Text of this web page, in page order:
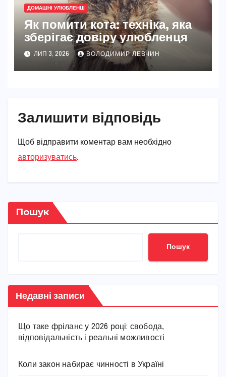
ДОМАШНІ УЛЮБЛЕНЦІ
Як помити кота: техніка, яка
зберігає довіру улюбленця
ЛИП 3, 2026 ВОЛОДИМИР ЛЕВЧИН
Залишити відповідь
Щоб відправити коментар вам необхідно
авторизуватись.
Пошук
Пошук
Недавні записи
Що таке фріланс у 2026 році: свобода,
відповідальність і реальні можливості
Коли закон набирає чинності в Україні